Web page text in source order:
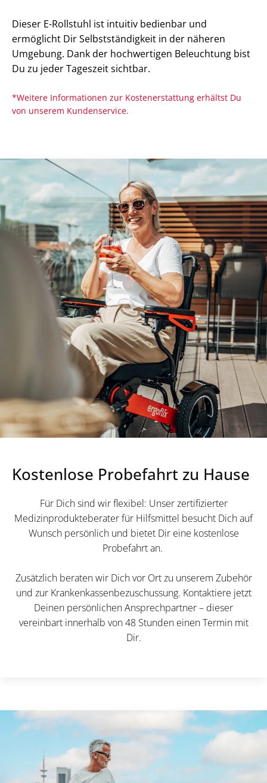
Dieser E-Rollstuhl ist intuitiv bedienbar und
ermöglicht Dir Selbstständigkeit in der näheren
Umgebung. Dank der hochwertigen Beleuchtung bist
Du zu jeder Tageszeit sichtbar.
*Weitere Informationen zur Kostenerstattung erhältst Du
von unserem Kundenservice.
Kostenlose Probefahrt zu Hause
Für Dich sind wir flexibel: Unser zertifizierter
Medizinprodukteberater für Hilfsmittel besucht Dich auf
Wunsch persönlich und bietet Dir eine kostenlose
Probefahrt an.
Zusätzlich beraten wir Dich vor Ort zu unserem Zubehör
und zur Krankenkassenbezuschussung. Kontaktiere jetzt
Deinen persönlichen Ansprechpartner – dieser
vereinbart innerhalb von 48 Stunden einen Termin mit
Dir.